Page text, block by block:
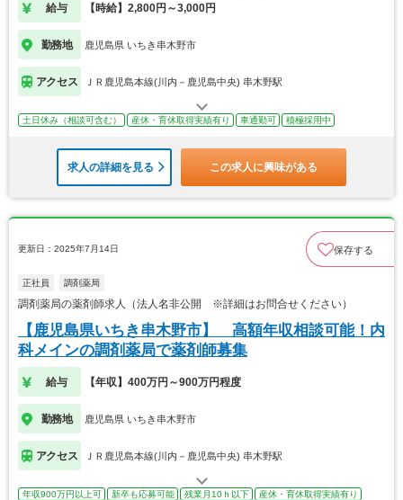
給与 【時給】2,800円～3,000円
勤務地 鹿児島県 いちき串木野市
アクセス ＪＲ鹿児島本線(川内－鹿児島中央) 串木野駅
土日休み（相談可含む） 産休・育休取得実績有り 車通勤可 積極採用中
求人の詳細を見る この求人に興味がある
更新日：2025年7月14日 保存する
正社員 調剤薬局
調剤薬局の薬剤師求人（法人名非公開 ※詳細はお問合せください）
【鹿児島県いちき串木野市】 高額年収相談可能！内
科メインの調剤薬局で薬剤師募集
給与 【年収】400万円～900万円程度
勤務地 鹿児島県 いちき串木野市
アクセス ＪＲ鹿児島本線(川内－鹿児島中央) 串木野駅
年収900万円以上可 新卒も応募可能 残業月10ｈ以下
産休・育休取得実績有り